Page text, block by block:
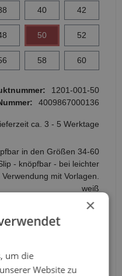
1201-001-50
4009867000136
ca. 3 - 5 Werktage
in den Größen 34-60
- knöpfbar - bei leichter
mit Vorlagen.
weiß
40 42
50 52
58 60
×
um die
Website zu